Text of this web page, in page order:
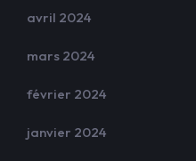
avril 2024
mars 2024
février 2024
janvier 2024